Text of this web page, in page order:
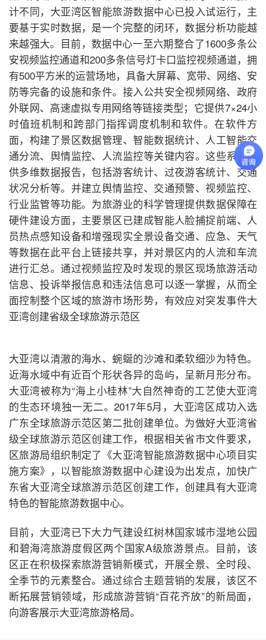
计不同，大亚湾区智能旅游数据中心已投入试运行，主
要基于实时数据，是一个完整的闭环，数据分析功能越
来越强大。目前，数据中心一至六期整合了1600多条公
安视频监控通道和200多条信号灯卡口监控视频通道，拥
有500平方米的运营场地，具备大屏幕、宽带、网络、安
防等完备的设施和条件。接入公共安全视频网络、政府
外联网、高速虚拟专用网络等链接类型；它提供7×24小
时值班机制和跨部门指挥调度机制和软件。在软件方
面，构建了景区数据管理、智能数据统计、人工智能交
通分流、舆情监控、人流监控等关键内容。这些系统提
供多维数据报告，包括游客统计、过夜游客统计、交通
状况分析等。并建立舆情监控、交通预警、视频监控、
行业监管等功能。为旅游业的科学管理提供数据保障在
硬件建设方面，主要景区已建成智能人脸捕捉前端、人
员热点感知设备和增强现实全景设备交通、应急、天气
等数据在此平台上链接共享，并对景区内的人流和车流
进行汇总。通过视频监控及时发现的景区现场旅游活动
信息、投诉举报信息和违法信息可以逐一掌握，从而全
面控制整个区域的旅游市场形势，有效应对突发事件大
亚湾创建省级全球旅游示范区
大亚湾以清澈的海水、蜿蜒的沙滩和柔软细沙为特色。
近海水域中有近百个形状各异的岛屿，呈新月形分布。
大亚湾被称为“海上小桂林”大自然神奇的工艺使大亚湾
的生态环境独一无二。2017年5月，大亚湾区成功入选
广东全球旅游示范区第二批创建单位。为做好大亚湾省
级全球旅游示范区创建工作，根据相关省市文件要求，
区旅游局组织制定了《大亚湾智能旅游数据中心项目实
施方案》，以智能旅游数据中心建设为出发点，加快广
东省大亚湾全球旅游示范区创建工作，创建具有大亚湾
特色的智能旅游数据中心。
目前，大亚湾已下大力气建设红树林国家城市湿地公园
和碧海湾旅游度假区两个国家A级旅游景点。目前，该
区正在积极探索旅游营销新模式，开展全景、全时段、
全季节的元素整合。通过综合主题营销的发展，该区不
断拓展营销领域，形成旅游营销“百花齐放”的新局面，
向游客展示大亚湾旅游格局。